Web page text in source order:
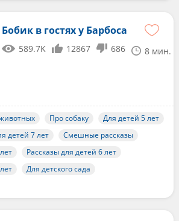
Бобик в гостях у Барбоса
589.7K 12867 686 8 мин.
Про собаку
Для детей 5 лет
детей 7 лет
Смешные рассказы
Рассказы для детей 6 лет
Для детского сада